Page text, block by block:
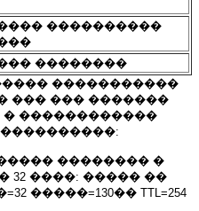
����������
��������
�����������
��� ��� �������
� ������������
0x2 ����� �������� �
�� 32 ����: ����� ��
�����=130�� TTL=254